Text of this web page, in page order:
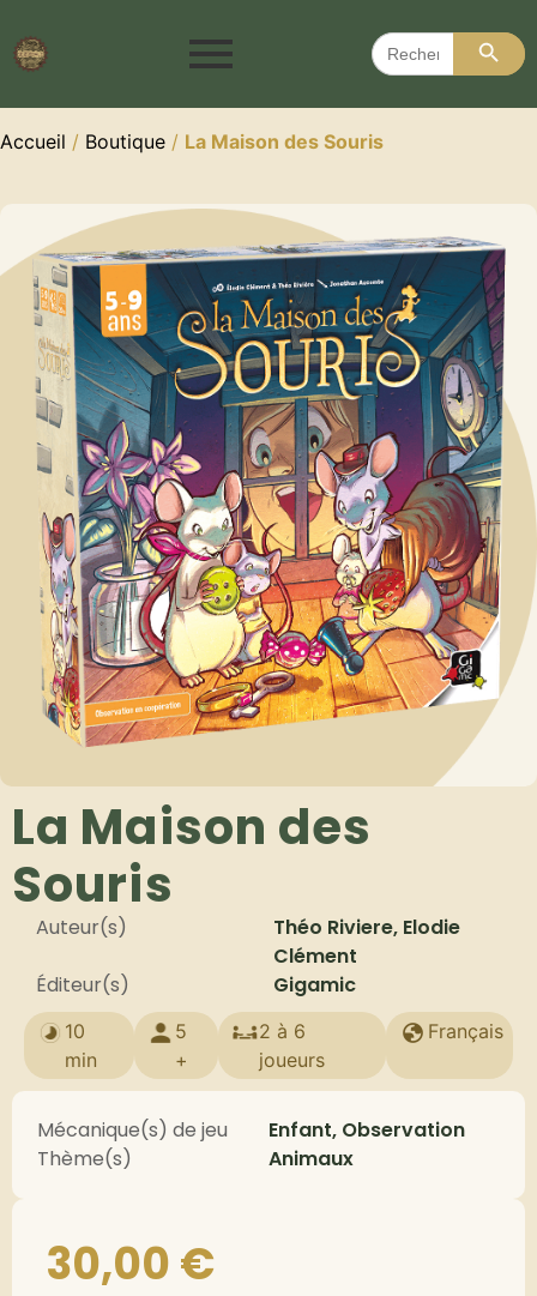
Search
for:
Search
Accueil / Boutique / La Maison des Souris
La Maison des
Souris
Auteur(s)
Théo Riviere, Elodie
Clément
Éditeur(s)
Gigamic
10
min
5
+
2 à 6
joueurs
Français
Mécanique(s) de jeu
Enfant, Observation
Thème(s)
Animaux
30,00€